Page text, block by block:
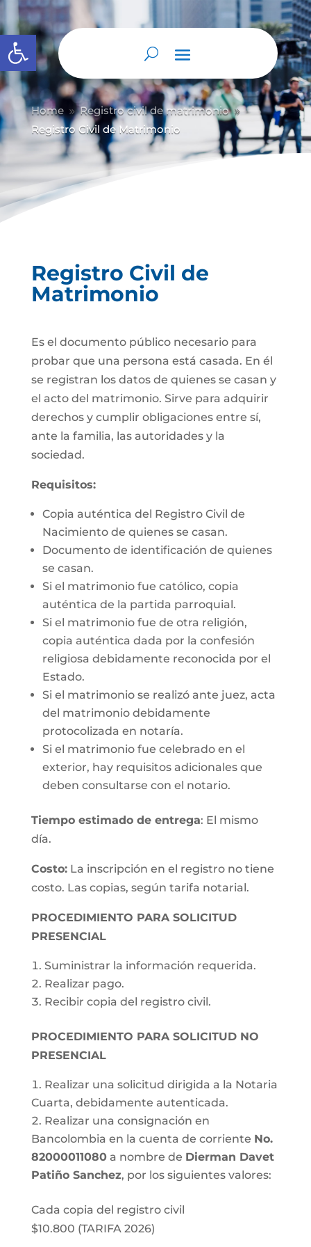
Abrir barra de herramientas
Home 9 Registro civil de matrimonio 9
Registro Civil de Matrimonio
Registro Civil de
Matrimonio
Es el documento público necesario para
probar que una persona está casada. En él
se registran los datos de quienes se casan y
el acto del matrimonio. Sirve para adquirir
derechos y cumplir obligaciones entre sí,
ante la familia, las autoridades y la
sociedad.
Requisitos:
Copia auténtica del Registro Civil de
Nacimiento de quienes se casan.
Documento de identificación de quienes
se casan.
Si el matrimonio fue católico, copia
auténtica de la partida parroquial.
Si el matrimonio fue de otra religión,
copia auténtica dada por la confesión
religiosa debidamente reconocida por el
Estado.
Si el matrimonio se realizó ante juez, acta
del matrimonio debidamente
protocolizada en notaría.
Si el matrimonio fue celebrado en el
exterior, hay requisitos adicionales que
deben consultarse con el notario.
Tiempo estimado de entrega: El mismo
día.
Costo:La inscripción en el registro no tiene
costo. Las copias, según tarifa notarial.
PROCEDIMIENTO PARA SOLICITUD
PRESENCIAL
Suministrar la información requerida.
Realizar pago.
Recibir copia del registro civil.
PROCEDIMIENTO PARA SOLICITUD NO
PRESENCIAL
Realizar una solicitud dirigida a la Notaria
Cuarta, debidamente autenticada.
Realizar una consignación en
Bancolombia en la cuenta de corriente No.
82000011080a nombre de Dierman Davet
Patiño Sanchez, por los siguientes valores:
Cada copia del registro civil
$10.800 (TARIFA 2026)